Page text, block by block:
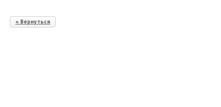
« Вернуться